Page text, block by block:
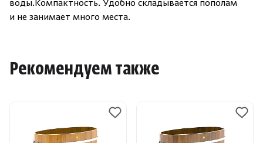
воды.Компактность. Удобно складывается пополам
и не занимает много места.
Рекомендуем также